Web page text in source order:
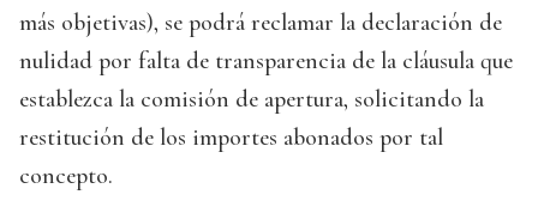
más objetivas), se podrá reclamar la declaración de
nulidad por falta de transparencia de la cláusula que
establezca la comisión de apertura, solicitando la
restitución de los importes abonados por tal
concepto.